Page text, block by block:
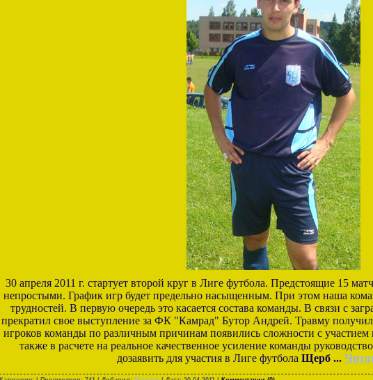
30апреля 2011 г. стартует второй круг в Лиге футбола. Предстоящие 15
непростыми. График игр будет предельно насыщенным. При этом наша
трудностей. В первую очередь это касается состава команды. В связи с
прекратил свое выступление за ФК "Камрад" Бутор Андрей. Травму
игроков команды по различным причинам появились сложности с участием
также в расчете на реальное качественное усиление команды
дозаявить для участия в Лиге футбола Щерб ...